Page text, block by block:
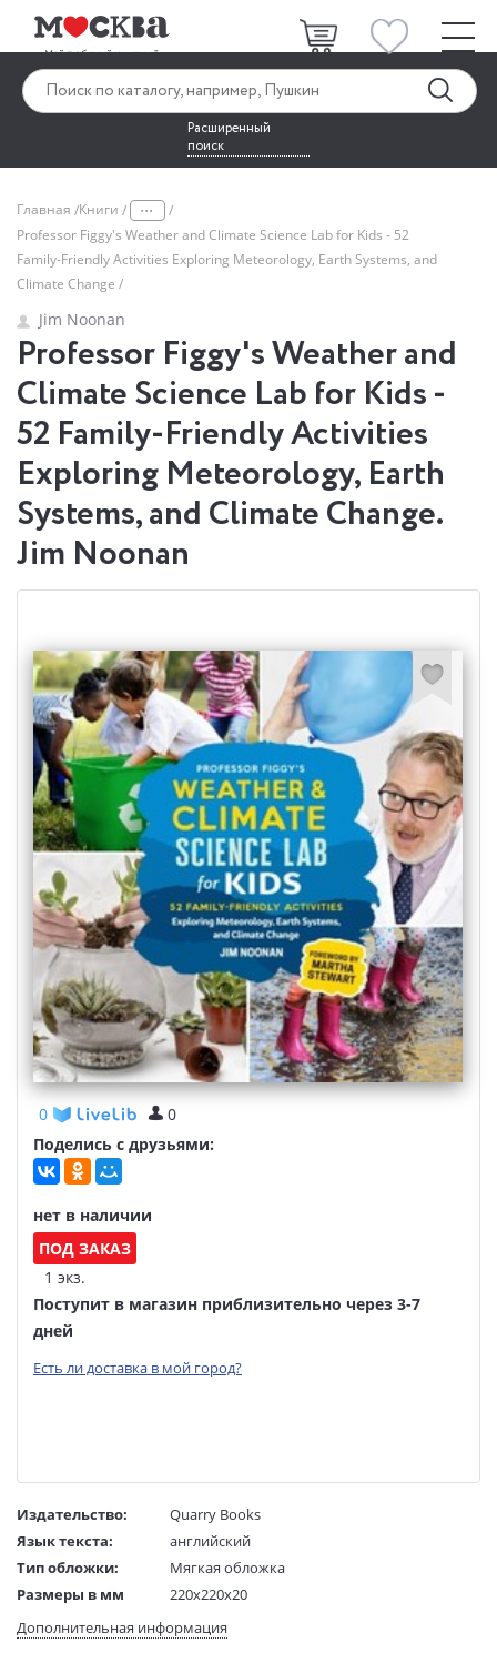
Расширенный
поиск
Главная Книги ...
Professor Figgy's Weather and Climate Science Lab for Kids - 52
Family-Friendly Activities Exploring Meteorology, Earth Systems, and
Climate Change
Jim Noonan
Professor Figgy's Weather and
Climate Science Lab for Kids -
52 Family-Friendly Activities
Exploring Meteorology, Earth
Systems, and Climate Change.
Jim Noonan
0
0
Поделись с друзьями:
нет в наличии
ПОД ЗАКАЗ
1 экз.
Поступит в магазин приблизительно через 3-7
дней
Есть ли доставка в мой город?
Издательство:
Quarry Books
Язык текста:
английский
Тип обложки:
Мягкая обложка
Размеры в мм
220x220x20
Вес:
1 гр.
Дополнительная информация